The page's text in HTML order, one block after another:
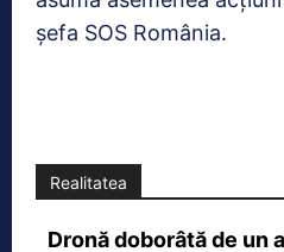
șefa SOS România.
Realitatea
Dronă doborâtă de un